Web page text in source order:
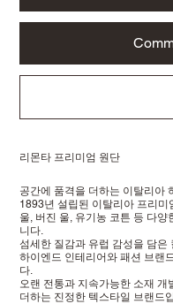
리몬타 프리미엄 원단
공간에 품격을 더하는 이탈리아
1893년 설립된 이탈리아 프리미
울, 버진 울, 유기농 코튼 등 다
니다.
섬세한 질감과 유럽 감성을 담은
하이엔드 인테리어와 패션 브랜
다.
오랜 전통과 지속가능한 소재
더하는 진정한 텍스타일 브랜드